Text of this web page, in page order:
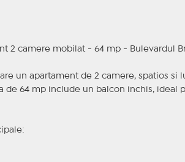
2 camere mobilat - 64 mp - Bulevardul
un apartament de 2 camere, spatios si
de 64 mp include un balcon inchis, ideal